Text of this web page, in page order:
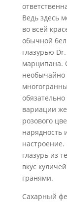
Ведь здесь
во всей
обычной
глазурью
марципана.
необычайно
вариации
розового
нарядность
глазурь из
вкус
гранями.
Сахарный